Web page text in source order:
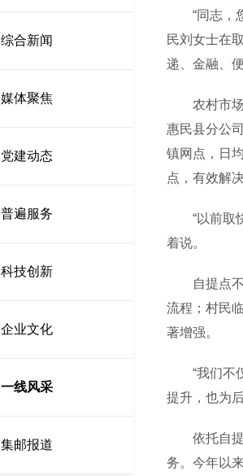
综合新闻
媒体聚焦
党建动态
普遍服务
科技创新
企业文化
一线风采
集邮报道
“同志，您
民刘女士在
递、金融、
农村市场潜
惠民县分公
镇网点，日
点，有效解
“以前取快
着说。
自提点不
流程；村民
著增强。
“我们不仅
提升，也为
依托自提
务。今年以